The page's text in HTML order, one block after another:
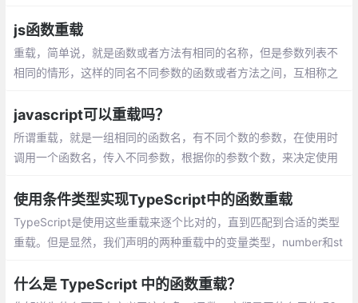
不同的子程序
js函数重载
重载，简单说，就是函数或者方法有相同的名称，但是参数列表不
相同的情形，这样的同名不同参数的函数或者方法之间，互相称之
S函数不能够像传统意义上那样实现重载。而在其他语言中(如java)
中
javascript可以重载吗？
所谓重载，就是一组相同的函数名，有不同个数的参数，在使用时
调用一个函数名，传入不同参数，根据你的参数个数，来决定使用
会覆盖前面的同名函数，但是我们又想实现函数重载该怎么办呢
使用条件类型实现TypeScript中的函数重载
TypeScript是使用这些重载来逐个比对的，直到匹配到合适的类型
重载。但是显然，我们声明的两种重载中的变量类型，number和st
什么是 TypeScript 中的函数重载？